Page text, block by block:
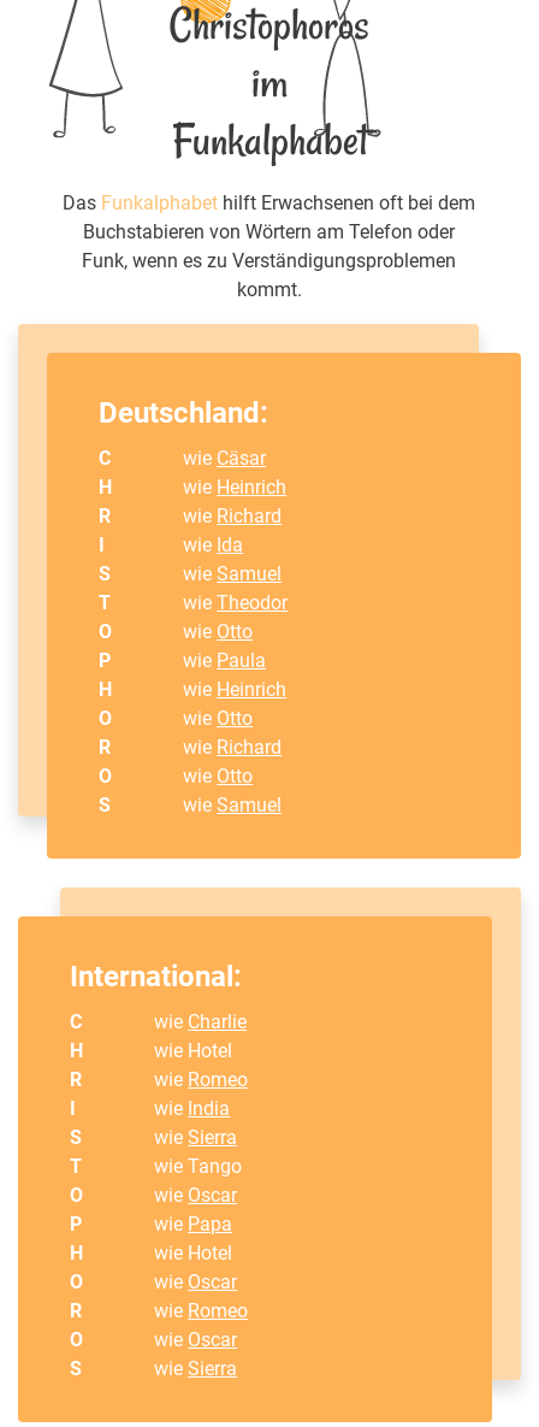
Christophoros
im
Funkalphabet
Das Funkalphabet hilft Erwachsenen oft bei dem
Buchstabieren von Wörtern am Telefon oder
Funk, wenn es zu Verständigungsproblemen
kommt.
Deutschland:
C wie Cäsar
H
wie Heinrich
R
wie Richard
wie Ida
S
wieSamuel
T
wieTheodor
O
wie Otto
P
wie Paula
H
wie Heinrich
O
wie Otto
R
wie Richard
O
wie Otto
S
wieSamuel
International:
C wie Charlie
H
wie Hotel
R
wie Romeo
wie India
S
wieSierra
T
wie Tango
O
wie Oscar
P
wie Papa
H
wie Hotel
O
wie Oscar
R
wie Romeo
O
wie Oscar
S
wieSierra